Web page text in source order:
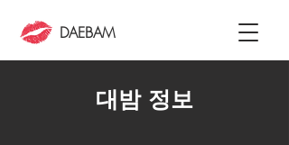
DAEBAM
대밤 정보